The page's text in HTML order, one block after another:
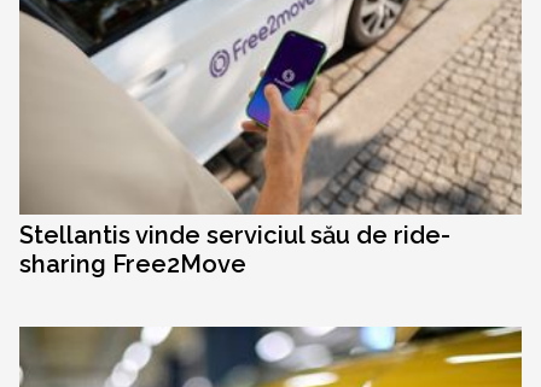
Stellantis vinde serviciul său de ride-
sharing Free2Move